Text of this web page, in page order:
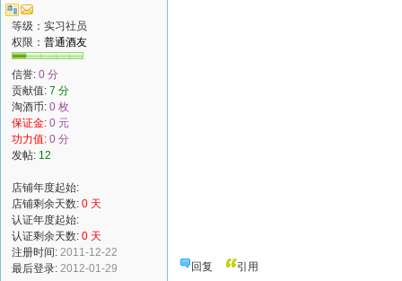
等级：实习社员
权限： 普通酒友
信誉: 0 分
贡献值: 7 分
淘酒币: 0 枚
保证金: 0 元
功力值: 0 分
发帖: 12
店铺年度起始:
店铺剩余天数: 0 天
认证年度起始:
认证剩余天数: 0 天
注册时间: 2011-12-22
最后登录: 2012-01-29 回复 引用